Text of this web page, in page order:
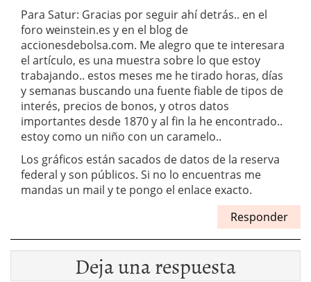
Para Satur: Gracias por seguir ahí detrás.. en el
foro weinstein.es y en el blog de
accionesdebolsa.com. Me alegro que te interesara
el artículo, es una muestra sobre lo que estoy
trabajando.. estos meses me he tirado horas, días
y semanas buscando una fuente fiable de tipos de
interés, precios de bonos, y otros datos
importantes desde 1870 y al fin la he encontrado..
estoy como un niño con un caramelo..
Los gráficos están sacados de datos de la reserva
federal y son públicos. Si no lo encuentras me
mandas un mail y te pongo el enlace exacto.
Responder
Deja una respuesta